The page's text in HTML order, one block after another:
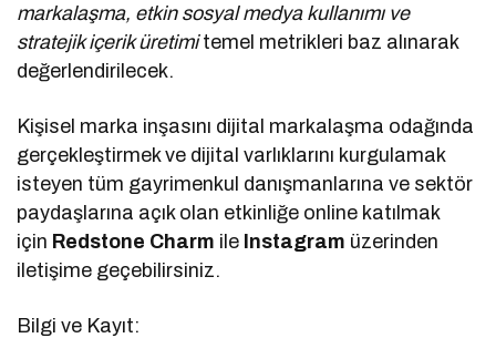
markalaşma, etkin sosyal medya kullanımı ve
stratejik içerik üretimitemel metrikleri baz alınarak
değerlendirilecek.
Kişisel marka inşasını dijital markalaşma odağında
gerçekleştirmek ve dijital varlıklarını kurgulamak
isteyen tüm gayrimenkul danışmanlarına ve sektör
paydaşlarına açık olan etkinliğe online katılmak
için Redstone Charm ile Instagram üzerinden
iletişime geçebilirsiniz.
Bilgi ve Kayıt: